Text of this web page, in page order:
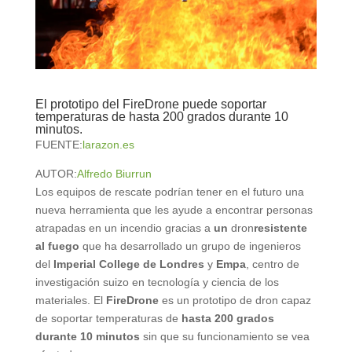
El prototipo del FireDrone puede soportar
temperaturas de hasta 200 grados durante 10
minutos.
FUENTE:larazon.es
AUTOR:Alfredo Biurrun
Los equipos de rescate podrían tener en el futuro una
nueva herramienta que les ayude a encontrar personas
atrapadas en un incendio gracias a un dronresistente
al fuego que ha desarrollado un grupo de ingenieros
del Imperial College de Londres y Empa, centro de
investigación suizo en tecnología y ciencia de los
materiales. El FireDrone es un prototipo de dron capaz
de soportar temperaturas de hasta 200 grados
durante 10 minutos sin que su funcionamiento se vea